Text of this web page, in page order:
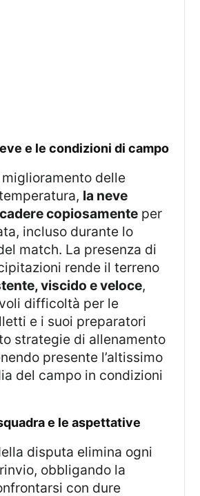
e le condizioni di campo
la neve
copiosamente per
incluso durante lo
match. La presenza di
rende il terreno
viscido e veloce,
difficoltà per le
e i suoi preparatori
strategie di allenamento
presente l’altissimo
del campo in condizioni
e le aspettative
obbligando la
con dure